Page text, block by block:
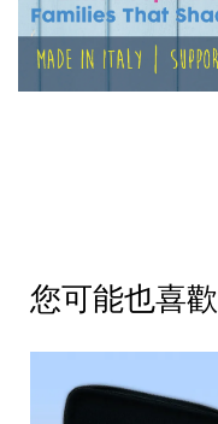
您可能也喜歡